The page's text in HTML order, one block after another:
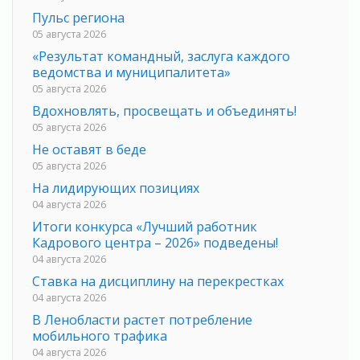
Пульс региона
05 августа 2026
«Результат командный, заслуга каждого
ведомства и муниципалитета»
05 августа 2026
Вдохновлять, просвещать и объединять!
05 августа 2026
Не оставят в беде
05 августа 2026
На лидирующих позициях
04 августа 2026
Итоги конкурса «Лучший работник
Кадрового центра – 2026» подведены!
04 августа 2026
Ставка на дисциплину на перекрестках
04 августа 2026
В Ленобласти растет потребление
мобильного трафика
04 августа 2026